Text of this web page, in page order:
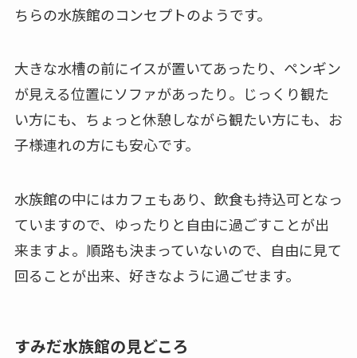
ちらの水族館のコンセプトのようです。
大きな水槽の前にイスが置いてあったり、ペンギン
が見える位置にソファがあったり。 じっくり観た
い方にも、ちょっと休憩しながら観たい方にも、お
子様連れの方にも安心です。
水族館の中にはカフェもあり、飲食も持込可となっ
ていますので、ゆったりと自由に過ごすことが出
来ますよ。 順路も決まっていないので、自由に見て
回ることが出来、好きなように過ごせます。
すみだ水族館の見どころ